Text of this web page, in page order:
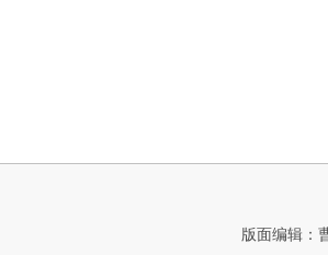
版面编辑：